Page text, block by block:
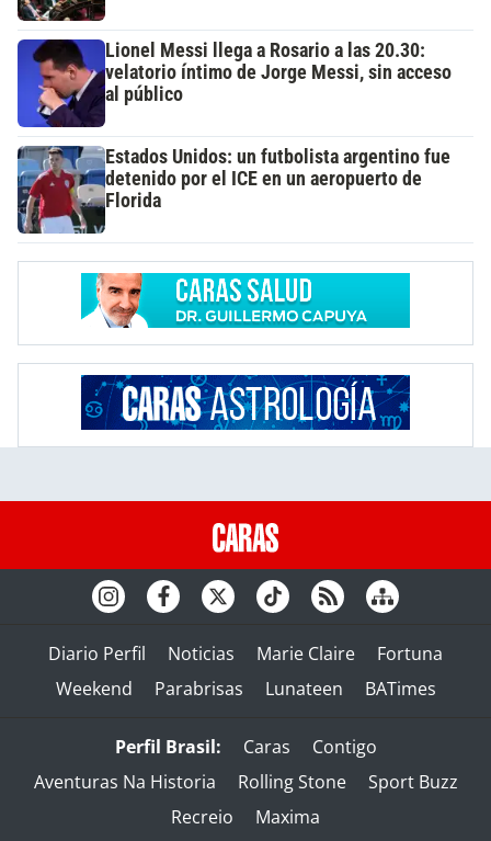
Lionel Messi llega a Rosario a las 20.30:
velatorio íntimo de Jorge Messi, sin acceso
al público
Estados Unidos: un futbolista argentino fue
detenido por el ICE en un aeropuerto de
Florida
Diario Perfil Noticias Marie Claire
Fortuna
Weekend
Parabrisas Lunateen BATimes
Perfil Brasil: Caras
Contigo
Aventuras Na Historia
Rolling Stone
Sport Buzz
Recreio
Maxima